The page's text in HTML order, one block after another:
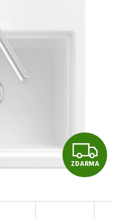
Z
D
A
ZDARMA